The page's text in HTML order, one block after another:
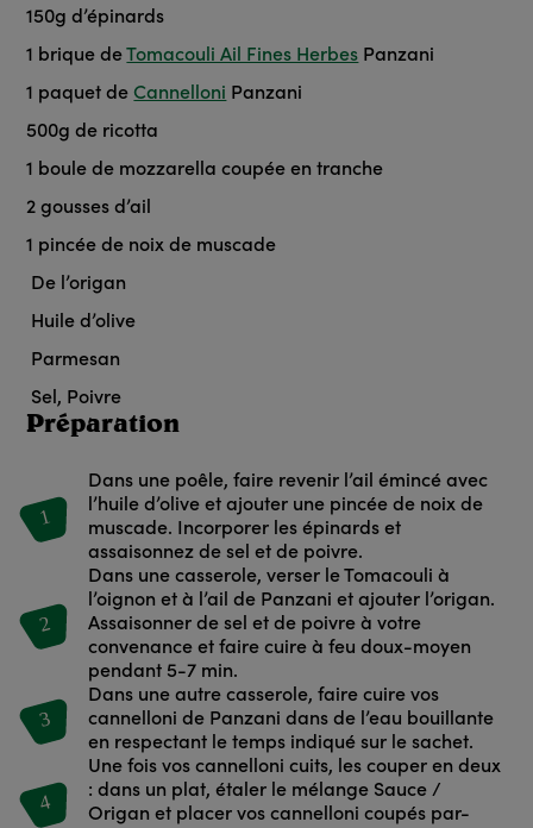
150g d’épinards
1 brique deTomacouli Ail Fines Herbes Panzani
1 paquet deCannelloni Panzani
500g de ricotta
1 boule de mozzarella coupée en tranche
2 gousses d’ail
1 pincée de noix de muscade
De l’origan
Huile d’olive
Parmesan
Sel, Poivre
Préparation
1
Dans une poêle, faire revenir l’ail émincé avec
l’huile d’olive et ajouter une pincée de noix de
muscade. Incorporer les épinards et
assaisonnez de sel et de poivre.
2
Dans une casserole, verser le Tomacouli à
l’oignon et à l’ail de Panzani et ajouter l’origan.
Assaisonner de sel et de poivre à votre
convenance et faire cuire à feu doux-moyen
pendant 5-7 min.
3
Dans une autre casserole, faire cuire vos
cannelloni de Panzani dans de l’eau bouillante
en respectant le temps indiqué sur le sachet.
4
Une fois vos cannelloni cuits, les couper en deux
: dans un plat, étaler le mélange Sauce /
Origan et placer vos cannelloni coupés par-